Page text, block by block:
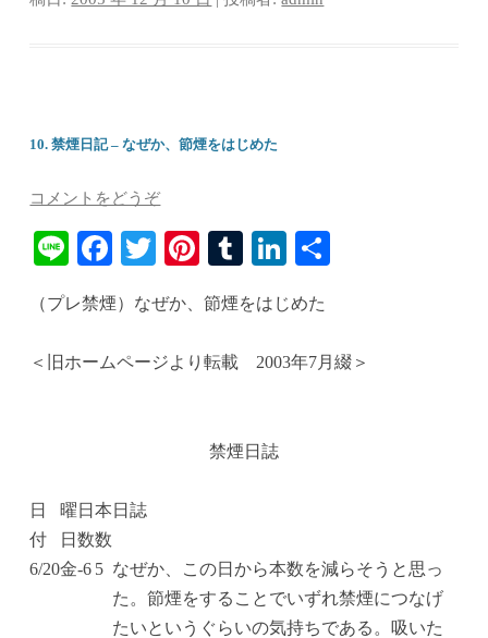
10. 禁煙日記 – なぜか、節煙をはじめた
コメントをどうぞ
Li
Fa
bo
ok
T
tte
r
Pi
er
es
T
m
bl
Li
ed
In
（プレ禁煙）なぜか、節煙をはじめた
＜旧ホームページより転載 2003年7月綴＞
禁煙日誌
日
付
曜
日
日
数
本
数
日誌
6/20金-6 5 なぜか、この日から本数を減らそうと思っ
た。節煙をすることでいずれ禁煙につなげ
たいというぐらいの気持ちである。吸いた